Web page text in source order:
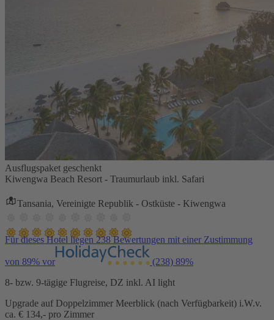
Ausflugspaket geschenkt
Kiwengwa Beach Resort - Traumurlaub inkl. Safari
Tansania, Vereinigte Republik - Ostküste - Kiwengwa
Für dieses Hotel liegen 238 Bewertungen mit einer Zustimmung
von 89% vor (238) 89%
8- bzw. 9-tägige Flugreise, DZ inkl. AI light
Upgrade auf Doppelzimmer Meerblick (nach Verfügbarkeit) i.W.v.
ca. € 134,- pro Zimmer